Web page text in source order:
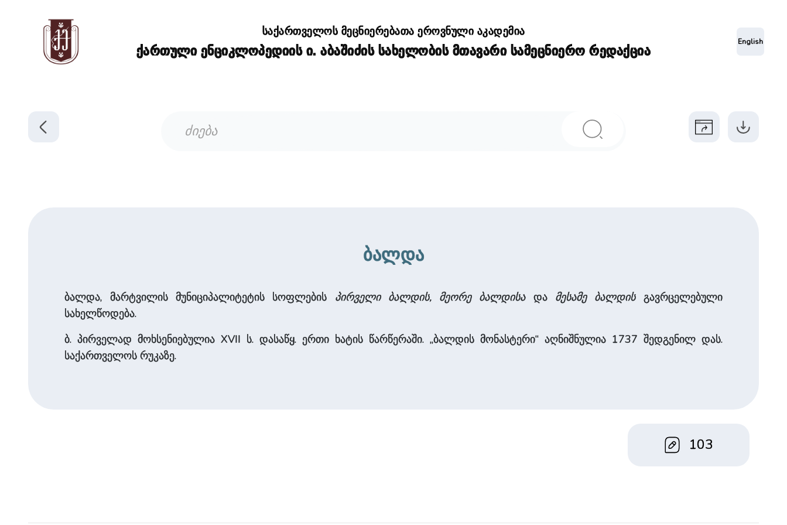
საქართველოს მეცნიერებათა ეროვნული აკადემია
ქართული ენციკლოპედიის ი. აბაშიძის სახელობის მთავარი სამეცნიერო რედაქცია
English
ბალდა
ბალდა, მარტვილის მუნიციპალიტეტის სოფლების პირველი ბალდის, მეორე ბალდისადა მესამე ბალდისგავრცელებული
სახელწოდება.
ბ. პირველად მოხსენიებულია XVII ს. დასაწყ. ერთი ხატის წარწერაში. „ბალდის მონასტერი“ აღნიშნულია 1737 შედგენილ დას.
საქართველოს რუკაზე.
103